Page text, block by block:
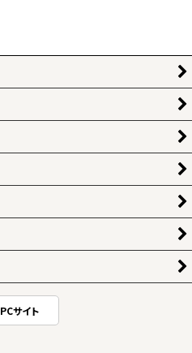
PCサイト